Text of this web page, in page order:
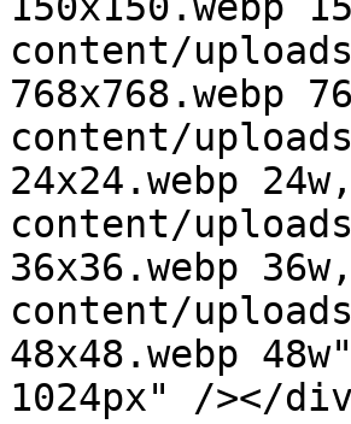
content/
768x768.webp
content/
24x24.webp
content/
36x36.webp
content/
48x48.webp
1024px" /></